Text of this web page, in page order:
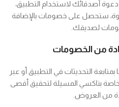
أصدقائك لاستخدام التطبيق،
ستحصل على خصومات بالإضافة
لصديقك.
من الخصومات
بمتابعة التحديثات في التطبيق أو عبر
بتاكسي المسيلة لتحقيق أقصى
من العروض.